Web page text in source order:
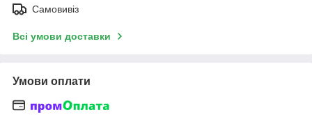
Самовивіз
Всі умови доставки
Умови оплати